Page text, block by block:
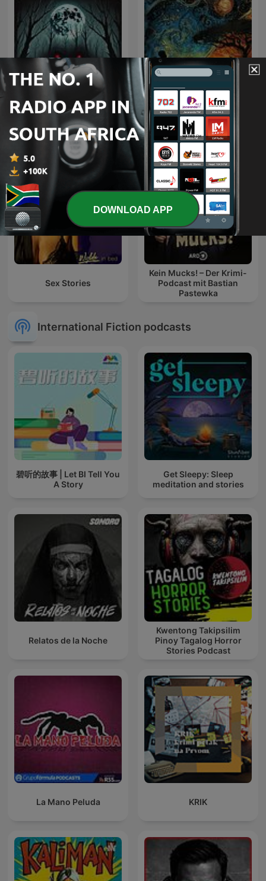
Horror Stories
South African Folk-Lore
Tales
Sex Stories
Kein Mucks! – Der Krimi-
Podcast mit Bastian
Pastewka
International Fiction podcasts
碧听的故事 | Let BI Tell You
A Story
Get Sleepy: Sleep
meditation and stories
Relatos de la Noche
Kwentong Takipsilim
Pinoy Tagalog Horror
Stories Podcast
La Mano Peluda KRIK
DOWNLOAD APP